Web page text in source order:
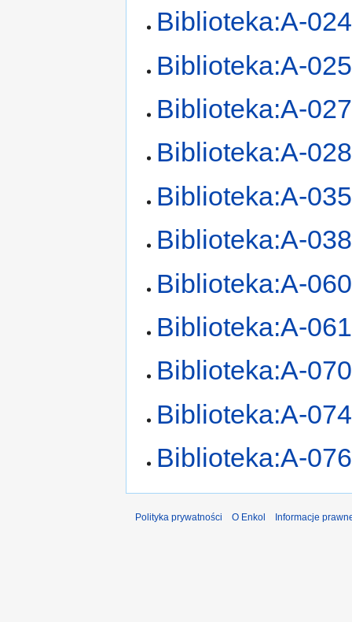
Biblioteka:A-
Biblioteka:A-
Biblioteka:A-
Biblioteka:A-
Biblioteka:A-
Biblioteka:A-
Biblioteka:A-
Biblioteka:A-
Biblioteka:A-
Biblioteka:A-
Biblioteka:A-
Polityka prywatności O Enkol Informacje